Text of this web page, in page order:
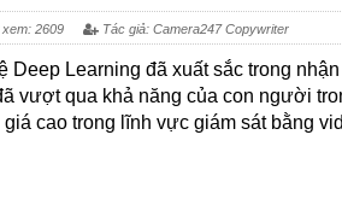
2609 Tác giả: Camera247 Copywriter
Deep Learning đã xuất sắc trong
vượt qua khả năng của con người
cao trong lĩnh vực giám sát bằng